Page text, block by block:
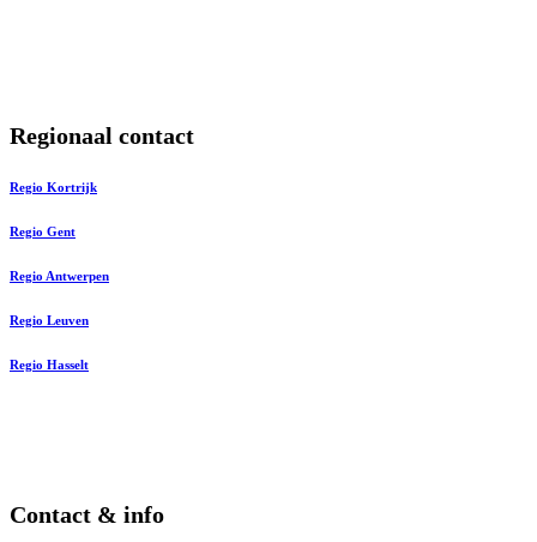
Regionaal contact
Regio Kortrijk
Regio Gent
Regio Antwerpen
Regio Leuven
Regio Hasselt
Contact & info